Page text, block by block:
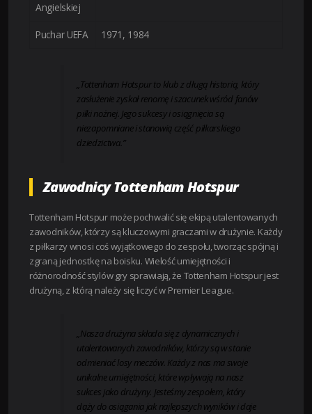
Angielskiej
Puchar UEFA 1971, 1984
„Tottenham Hotspur to klub z długą historią, który
zasłużenie zyskał renomę i szacunek wśród fanów
piłki nożnej. Jego sukcesy i osiągnięcia są
niezapomniane i stanowią część piłkarskiego
dziedzictwa.”
Zawodnicy Tottenham Hotspur
Tottenham Hotspur może pochwalić się ekipą utalentowanych
zawodników, którzy są kluczowymi graczami w drużynie. Każdy
z piłkarzy wnosi coś wyjątkowego do zespołu, tworząc spójną i
zgraną jednostkę na boisku. Wielość umiejętności i
różnorodność stylów gry sprawiają, że Tottenham Hotspur jest
drużyną, z którą należy się liczyć w Premier League.
„Nasza drużyna składa się z dynamicznych i
utalentowanych zawodników, którzy są w stanie
odmieniać losy meczów. Każdy z nas ma swoje
unikalne umiejętności, które wpływają na nasz
sukces jako drużyny. Jesteśmy zespołem, który
dąży do osiągania jak najlepszych wyników i daje